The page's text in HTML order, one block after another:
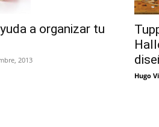
a organizar tu
2013
Hugo